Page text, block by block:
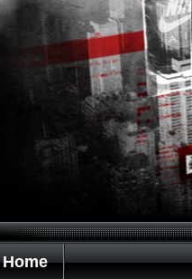
Home